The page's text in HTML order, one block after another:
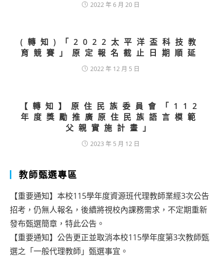
2022 年 6 月 20 日
(轉知)「2022太平洋盃科技教
育競賽」原定報名截止日期順延
2022 年 12 月 5 日
【轉知】原住民族委員會「112
年度獎勵推廣原住民族語言模範
父親實施計畫」
2023 年 5 月 12 日
教師甄選專區
【重要通知】本校115學年度資源班代理教師業經3次公告
招考，仍無人報名，後續將視校內課務需求，不定期重新
發布甄選簡章，特此公告。
【重要通知】公告更正並取消本校115學年度第3次教師甄
選之「一般代理教師」甄選事宜。